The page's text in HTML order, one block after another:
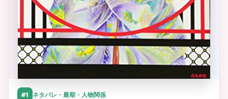
#1 ネタバレ・最期・人物関係